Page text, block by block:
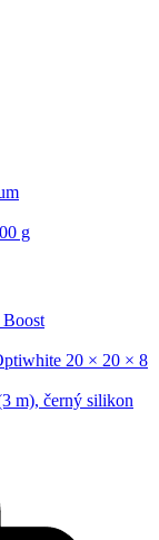
g
20 × 20 × 8
m), černý silikon